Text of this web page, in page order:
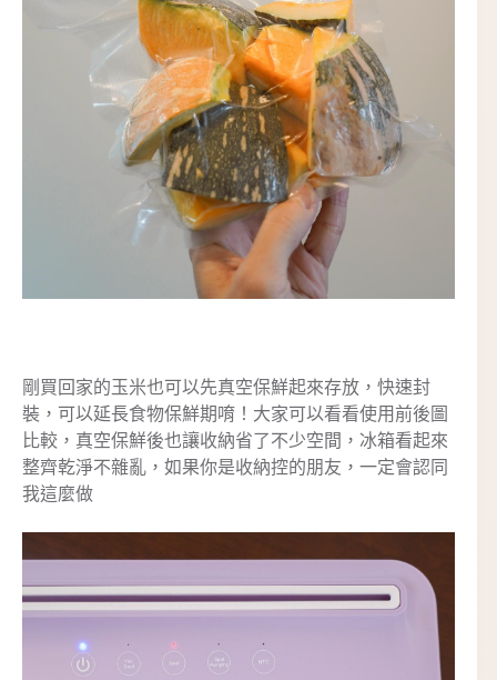
剛買回家的玉米也可以先真空保鮮起來存放，快速封
裝，可以延長食物保鮮期唷！大家可以看看使用前後圖
比較，真空保鮮後也讓收納省了不少空間，冰箱看起來
整齊乾淨不雜亂，如果你是收納控的朋友，一定會認同
我這麼做